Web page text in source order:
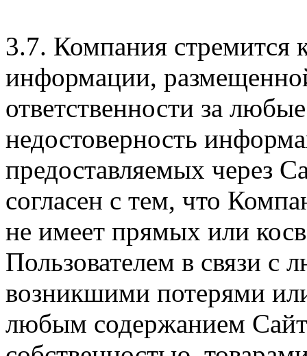
3.7. Компания стремится
информации,
ответственности за
недостоверность
предоставляемых через
согласен с тем, что
не имеет прямых или
Пользователем в связи
возникшими потерями
любым содержанием